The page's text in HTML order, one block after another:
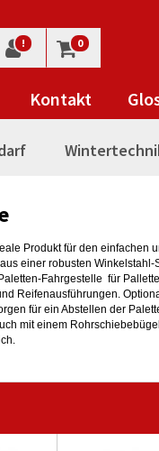
! 0
Kontakt
Produkt für den einfachen
einer robusten
Fahrgestelle für
Reifenausführungen.
für ein Abstellen der
mit einem